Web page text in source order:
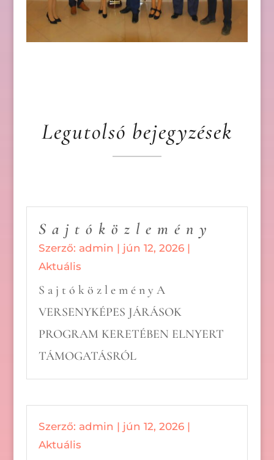
Legutolsó bejegyzések
S a j t ó k ö z l e m é n y
Szerző: admin | jún 12, 2026|
Aktuális
S a j t ó k ö z l e m é n y A
VERSENYKÉPES JÁRÁSOK
PROGRAM KERETÉBEN ELNYERT
TÁMOGATÁSRÓL
Szerző: admin | jún 12, 2026|
Aktuális